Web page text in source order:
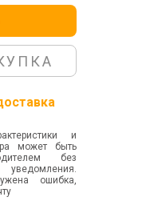
и
может быть
без
уведомления.
ошибка,